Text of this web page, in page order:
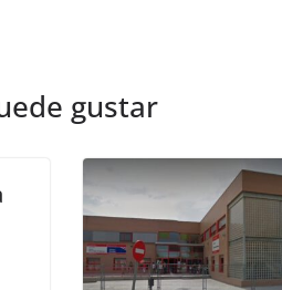
gustar